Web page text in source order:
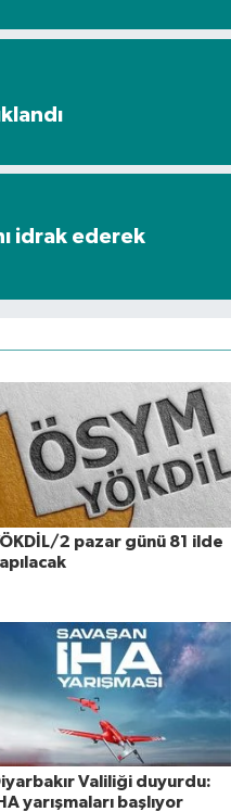
idrak ederek
2 pazar günü 81 ilde
Valiliği duyurdu:
yarışmaları başlıyor